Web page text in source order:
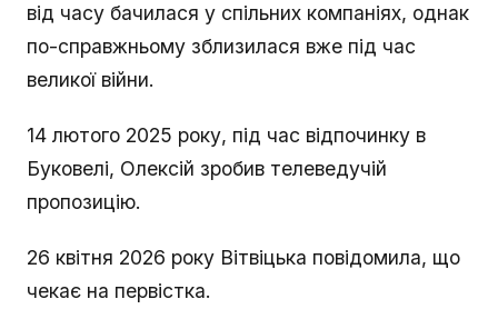
від часу бачилася у спільних компаніях, однак
по-справжньому зблизилася вже під час
великої війни.
14 лютого 2025 року, під час відпочинку в
Буковелі, Олексій зробив телеведучій
пропозицію.
26 квітня 2026 року Вітвіцька повідомила, що
чекає на первістка.